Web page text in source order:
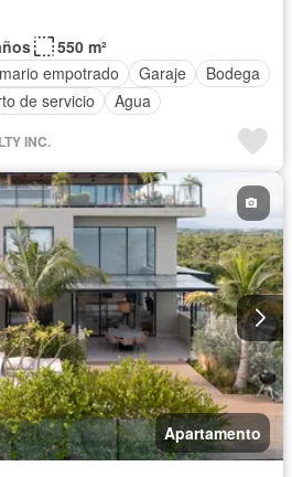
550 m²
empotrado Garaje
Bodega
de servicio Agua
INC.
Apartamento